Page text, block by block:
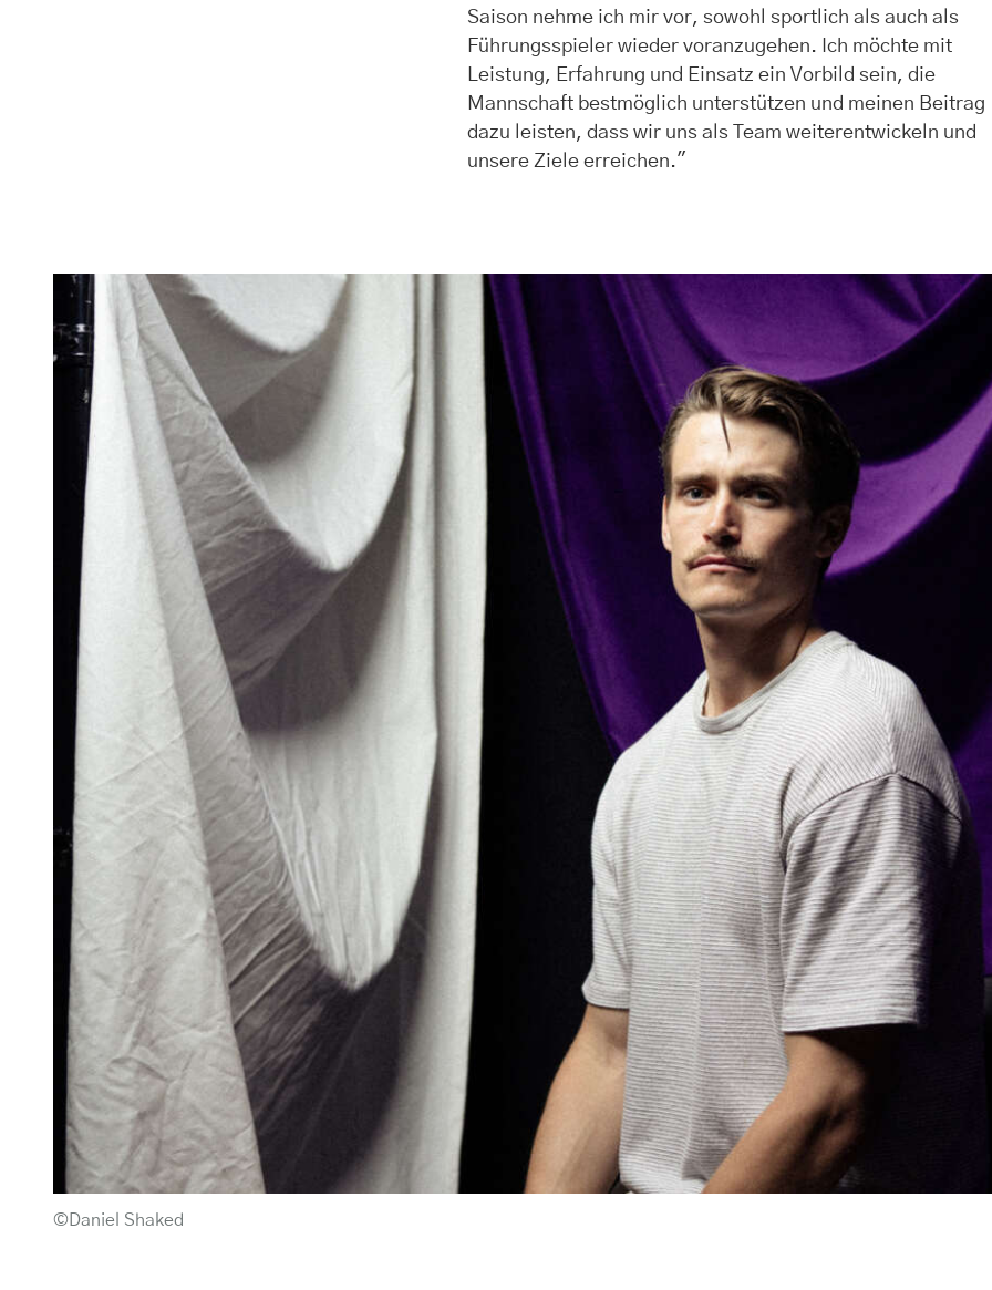
Saison nehme ich mir vor, sowohl sportlich als auch als
Führungsspieler wieder voranzugehen. Ich möchte mit
Leistung, Erfahrung und Einsatz ein Vorbild sein, die
Mannschaft bestmöglich unterstützen und meinen Beitrag
dazu leisten, dass wir uns als Team weiterentwickeln und
unsere Ziele erreichen."
©Daniel Shaked